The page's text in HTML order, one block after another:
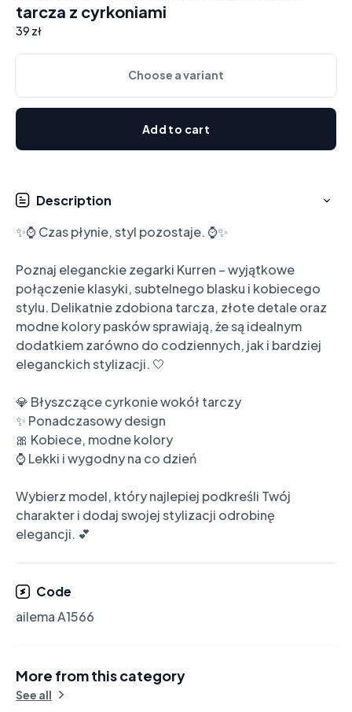
tarcza z cyrkoniami
39 zł
Choose a variant
Add to cart
Description
✨⌚ Czas płynie, styl pozostaje. ⌚✨
Poznaj eleganckie zegarki Kurren – wyjątkowe
połączenie klasyki, subtelnego blasku i kobiecego
stylu. Delikatnie zdobiona tarcza, złote detale oraz
modne kolory pasków sprawiają, że są idealnym
dodatkiem zarówno do codziennych, jak i bardziej
eleganckich stylizacji. 🤍
💎 Błyszczące cyrkonie wokół tarczy
✨ Ponadczasowy design
🎀 Kobiece, modne kolory
⌚ Lekki i wygodny na co dzień
Wybierz model, który najlepiej podkreśli Twój
charakter i dodaj swojej stylizacji odrobinę
elegancji. 💕
Code
ailema A1566
More from this category
See all